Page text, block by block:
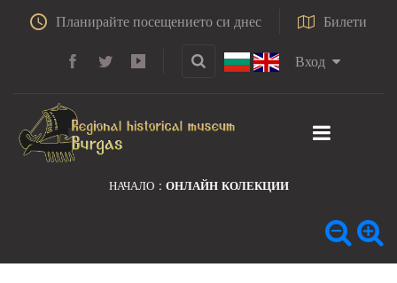
Планирайте посещението си днес Билети
Вход
НАЧАЛО ОНЛАЙН КОЛЕКЦИИ